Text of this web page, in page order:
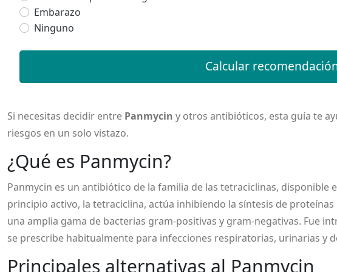
Embarazo
Ninguno
Calcular
Si necesitas decidir entre Panmycin y otros antibióticos, esta guía te
riesgos en un solo vistazo.
¿Qué es Panmycin?
Panmycin es un antibiótico de la familia de las tetraciclinas, disponible
principio activo, la tetraciclina, actúa inhibiendo la síntesis de
una amplia gama de bacterias gram‑positivas y gram‑negativas. Fue
se prescribe habitualmente para infecciones respiratorias, urinarias y
Principales alternativas al Panmycin